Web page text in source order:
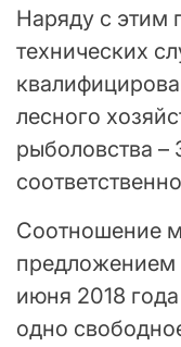
Наряду с этим
технических
лесного
рыболовства –
Соотношение
предложением
июня 2018
одно